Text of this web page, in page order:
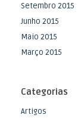
Setembro 2015
Junho 2015
Maio 2015
Março 2015
Categorias
Artigos